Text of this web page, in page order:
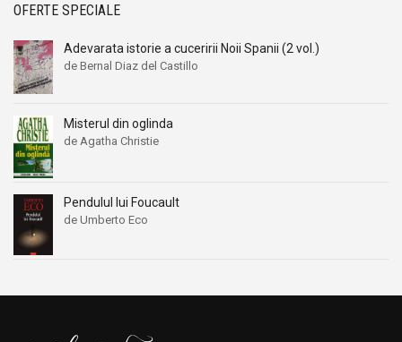
OFERTE SPECIALE
Adevarata istorie a cuceririi Noii Spanii (2 vol.)
de Bernal Diaz del Castillo
Misterul din oglinda
de Agatha Christie
Pendulul lui Foucault
de Umberto Eco